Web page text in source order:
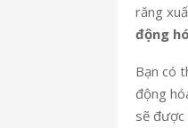
răng
động
Bạn có
động
sẽ